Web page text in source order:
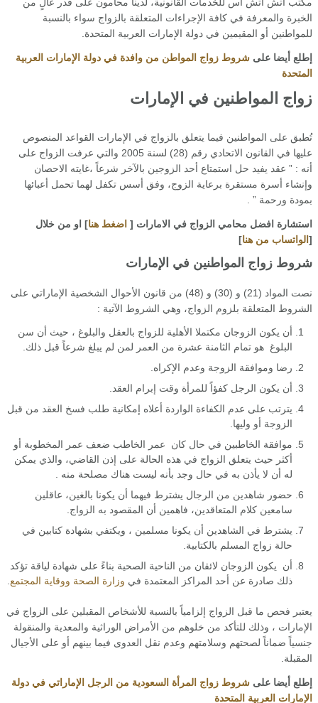
الخبرة والمعرفة في كافة الإجراءات المتعلقة بالزواج سواء بالنسبة
للمواطنين أو المقيمين في دولة الإمارات العربية المتحدة.
إطلع أيضا على شروط زواج المواطن من وافدة في دولة الإمارات العربية
المتحدة
زواج المواطنين في الإمارات
تُطبق على المواطنين فيما يتعلق بالزواج في الإمارات القواعد المنصوص
عليها في القانون الاتحادي رقم (28) لسنة 2005 والتي عرفت الزواج على
أنه : ” عقد يفيد حل استمتاع أحد الزوجين بالآخر شرعاً ،غايته الاحصان
وإنشاء أسرة مستقرة برعاية الزوج، وفق أسس تكفل لهما تحمل أعبائها
بمودة ورحمة ” .
استشارة افضل محامي الزواج في الامارات [ اضغط هنا] او من خلال
[ الواتساب من هنا]
شروط زواج المواطنين في الإمارات
نصت المواد (21) و (30) و (48) من قانون الأحوال الشخصية الإماراتي على
الشروط المتعلقة بلزوم الزواج، وهي الشروط الآتية :
أن يكون الزوجان مكتملا الأهلية للزواج بالعقل والبلوغ ، حيث أن سن
البلوغ هو تمام الثامنة عشرة من العمر لمن لم يبلغ شرعاً قبل ذلك.
رضا وموافقة الزوجة وعدم الإكراه.
أن يكون الرجل كفؤاً للمرأة وقت إبرام العقد.
يترتب على عدم الكفاءة الواردة أعلاه إمكانية طلب فسخ العقد من قبل
الزوجة أو وليها.
موافقة الخاطبين في حال كان عمر الخاطب ضعف عمر المخطوبة أو
أكثر حيث يتعلق الزواج في هذه الحالة على إذن القاضي، والذي يمكن
له أن لا يأذن به في حال وجد بأنه ليست هناك مصلحة منه .
حضور شاهدين من الرجال يشترط فيهما أن يكونا بالغين، عاقلين
سامعين كلام المتعاقدين، فاهمين أن المقصود به الزواج.
يشترط في الشاهدين أن يكونا مسلمين ، ويكتفي بشهادة كتابين في
حالة زواج المسلم بالكتابية.
أن يكون الزوجان لائقان من الناحية الصحية بناءً على شهادة لياقة تؤكد
ذلك صادرة عن أحد المراكز المعتمدة في وزارة الصحة ووقاية المجتمع
يعتبر فحص ما قبل الزواج إلزامياً بالنسبة للأشخاص المقبلين على الزواج في
الإمارات ، وذلك للتأكد من خلوهم من الأمراض الوراثية والمعدية والمنقولة
جنسياً ضماناً لصحتهم وسلامتهم وعدم نقل العدوى فيما بينهم أو على الأجيال
المقبلة.
إطلع أيضا على شروط زواج المرأة السعودية من الرجل الإماراتي في دولة
الإمارات العربية المتحدة